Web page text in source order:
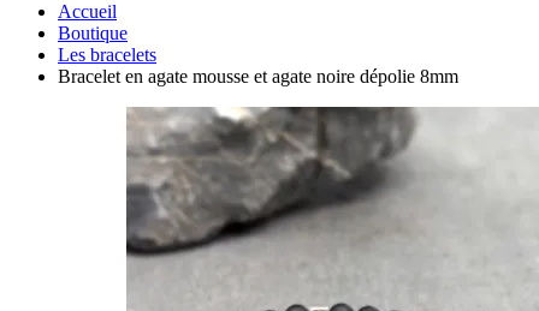
Accueil
Boutique
Les bracelets
Bracelet en agate mousse et agate noire dépolie 8mm